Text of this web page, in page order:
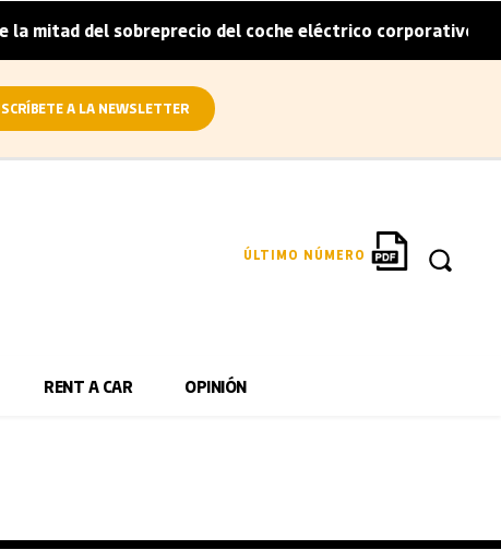
del sobreprecio del coche eléctrico corporativo |
A LA NEWSLETTER
ÚLTIMO NÚMERO
RENT A CAR OPINIÓN